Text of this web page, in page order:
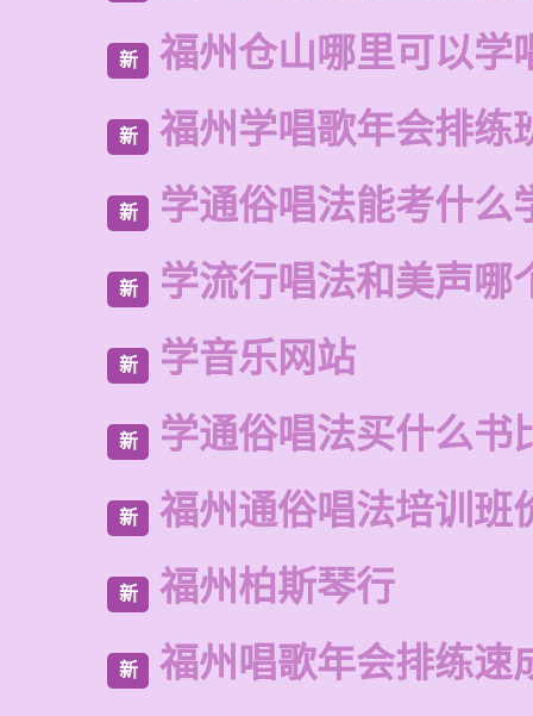
新 福州仓山哪里可以学
新 福州学唱歌年会排练
新 学通俗唱法能考什么
新 学流行唱法和美声哪
新 学音乐网站
新 学通俗唱法买什么书
新 福州通俗唱法培训班
新 福州柏斯琴行
新 福州唱歌年会排练速